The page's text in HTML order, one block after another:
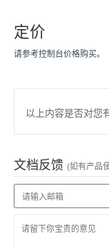
定价
请参考控制台价格购买。
以上内容是否对您
文档反馈 (如有产品